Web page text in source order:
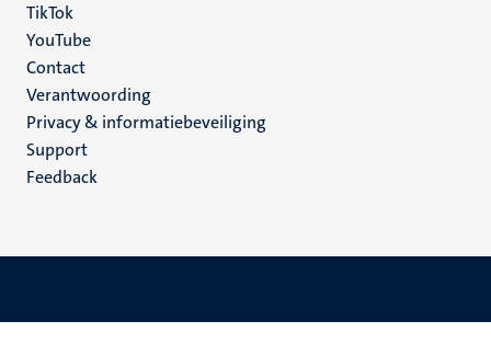
TikTok
YouTube
Menu
footer
(NL)
Contact
Verantwoording
Privacy & informatiebeveiliging
Support
Feedback